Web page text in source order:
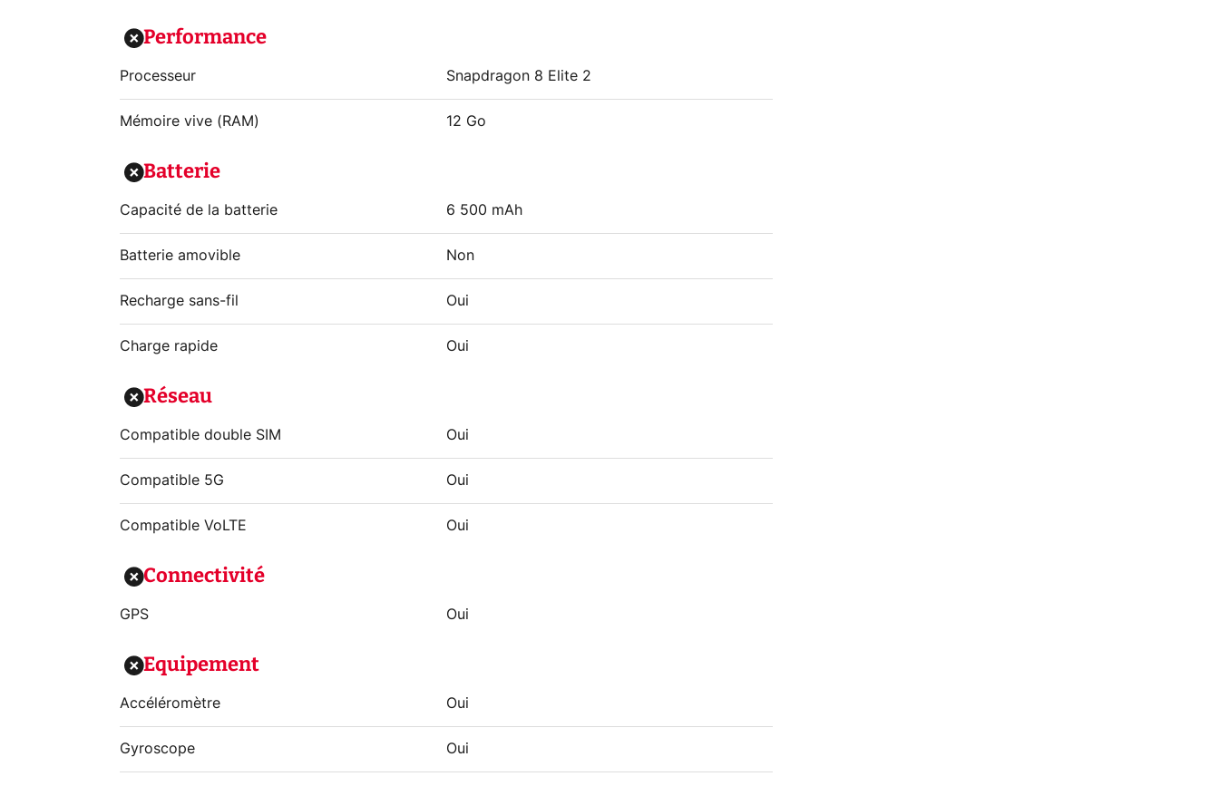
Performance
Processeur Snapdragon 8 Elite 2
Mémoire vive (RAM) 12 Go
Batterie
Capacité de la batterie 6 500 mAh
Batterie amovible Non
Recharge sans-fil Oui
Charge rapide Oui
Réseau
Compatible double SIM Oui
Compatible 5G Oui
Compatible VoLTE Oui
Connectivité
GPS Oui
Equipement
Accéléromètre Oui
Gyroscope Oui